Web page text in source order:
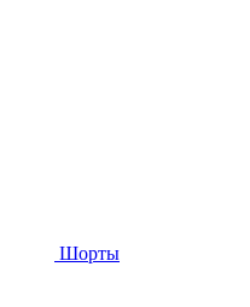
Шорты